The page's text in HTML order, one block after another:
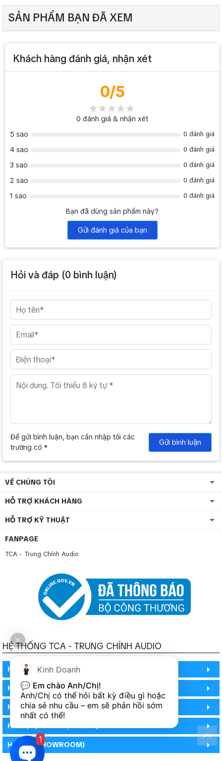
SẢN PHẨM BẠN ĐÃ XEM
Khách hàng đánh giá, nhận xét
0/5
0 đánh giá & nhận xét
5 sao
0 đánh giá
4 sao 0 đánh giá
3 sao 0 đánh giá
2 sao 0 đánh giá
1 sao 0 đánh giá
Bạn đã dùng sản phẩm này?
Gửi đánh giá của bạn
Hỏi và đáp (0 bình luận)
Để gửi bình luận, bạn cần nhập tối các
trường có *
Gửi bình luận
VỀ CHÚNG TÔI
HỖ TRỢ KHÁCH HÀNG
HỖ TRỢ KỸ THUẬT
FANPAGE
TCA - Trung Chính Audio
HỆ THỐNG TCA - TRUNG CHÍNH AUDIO
HỒ CHÍ MINH
HỒ CHÍ MINH
HỒ CHÍ MINH (PHÒNG BẢO HÀNH)
HÀ NỘI (DEMO HỆ THỐNG)
HÀ NỘI (SHOWROOM)
Kinh Doanh
💬 Em chào Anh/Chị!
Anh/Chị có thể hỏi bất kỳ điều gì hoặc
chia sẻ nhu cầu – em sẽ phản hồi sớm
nhất có thể!
1